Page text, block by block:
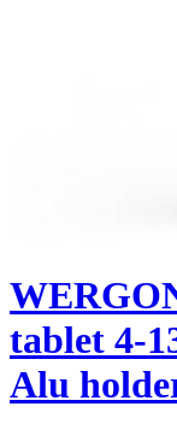
tablet 4-
Alu